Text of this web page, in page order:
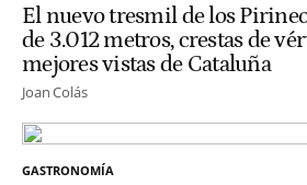
El nuevo tresmil de los
de 3.012 metros, crestas de
mejores vistas de Cataluña
Joan Colás
GASTRONOMÍA